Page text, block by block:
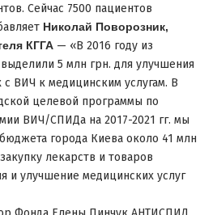
Сейчас 7500 пациентов
Николай Поворозник,
КГГА — «В 2016 году из
5 млн грн. для улучшения
ВИЧ к медицинским услугам. В
целевой программы по
ВИЧ/СПИДа на 2017-2021 гг. мы
города Киева около 41 млн
лекарств и товаров
и улучшение медицинских услуг